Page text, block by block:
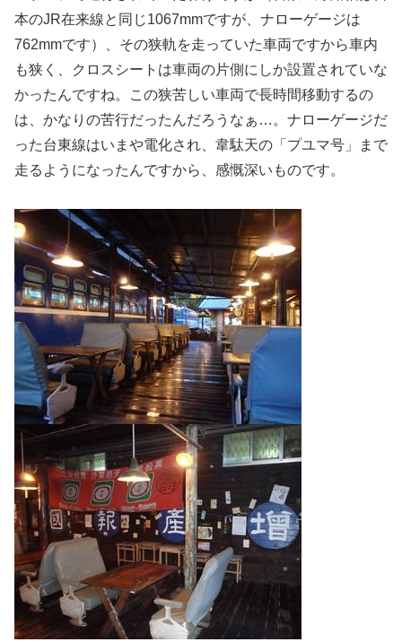
本のJR在来線と同じ1067mmですが、ナローゲージは
762mmです）、その狭軌を走っていた車両ですから車内
も狭く、クロスシートは車両の片側にしか設置されていな
かったんですね。この狭苦しい車両で長時間移動するの
は、かなりの苦行だったんだろうなぁ…。ナローゲージだ
った台東線はいまや電化され、韋駄天の「プユマ号」まで
走るようになったんですから、感慨深いものです。